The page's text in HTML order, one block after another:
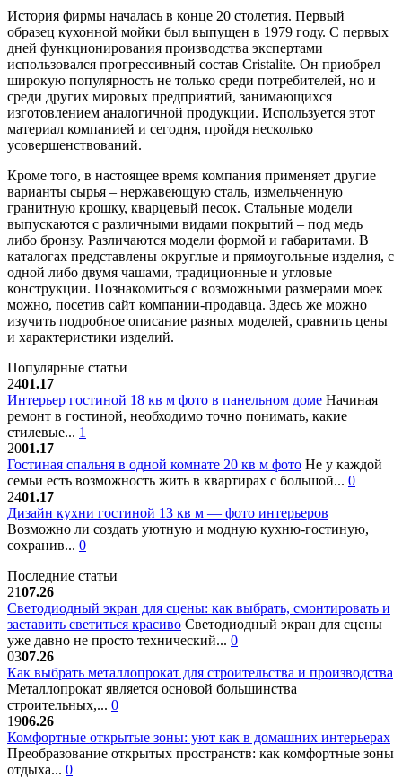
История фирмы началась в конце 20 столетия. Первый
образец кухонной мойки был выпущен в 1979 году. С первых
дней функционирования производства экспертами
использовался прогрессивный состав Cristalite. Он приобрел
широкую популярность не только среди потребителей, но и
среди других мировых предприятий, занимающихся
изготовлением аналогичной продукции. Используется этот
материал компанией и сегодня, пройдя несколько
усовершенствований.
Кроме того, в настоящее время компания применяет другие
варианты сырья – нержавеющую сталь, измельченную
гранитную крошку, кварцевый песок. Стальные модели
выпускаются с различными видами покрытий – под медь
либо бронзу. Различаются модели формой и габаритами. В
каталогах представлены округлые и прямоугольные изделия, с
одной либо двумя чашами, традиционные и угловые
конструкции. Познакомиться с возможными размерами моек
можно, посетив сайт компании-продавца. Здесь же можно
изучить подробное описание разных моделей, сравнить цены
и характеристики изделий.
Популярные статьи
2401.17
Интерьер гостиной 18 кв м фото в панельном доме Начиная
ремонт в гостиной, необходимо точно понимать, какие
стилевые... 1
2001.17
Гостиная спальня в одной комнате 20 кв м фото Не у каждой
семьи есть возможность жить в квартирах с большой... 0
2401.17
Дизайн кухни гостиной 13 кв м — фото интерьеров
Возможно ли создать уютную и модную кухню-гостиную,
сохранив... 0
Последние статьи
2107.26
Светодиодный экран для сцены: как выбрать, смонтировать и
заставить светиться красиво Светодиодный экран для сцены
уже давно не просто технический... 0
0307.26
Как выбрать металлопрокат для строительства и производства
Металлопрокат является основой большинства
строительных,... 0
1906.26
Комфортные открытые зоны: уют как в домашних интерьерах
Преобразование открытых пространств: как комфортные зоны
отдыха... 0